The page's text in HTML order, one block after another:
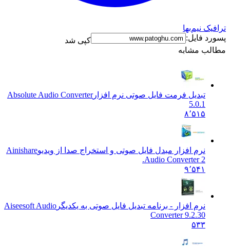
نیم‌بها
فایل:
کپی شد
مشابه
تبدیل فرمت فایل صوتی نرم افزارAbsolute Audio Converter
نرم افزار مبدل فایل صوتی و استخراج صدا از ویدیو
Ainishare
Audio Converter 2.
نرم افزار - برنامه تبدیل فایل صوتی به یکدیگر Aiseesoft Audio
Converter 9.2.30